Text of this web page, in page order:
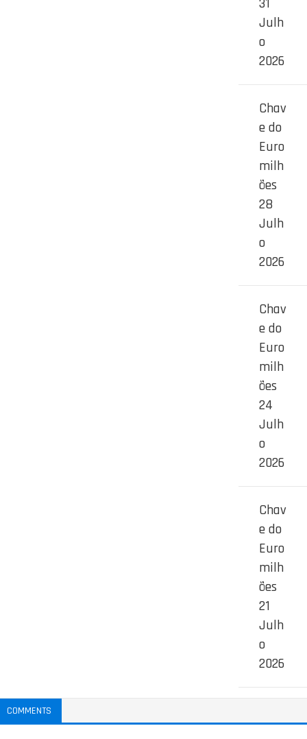
Julh
o
2026
Chav
e do
Euro
milh
ões
28
Julh
o
2026
Chav
e do
Euro
milh
ões
24
Julh
o
2026
Chav
e do
Euro
milh
ões
21
Julh
o
2026
COMMENTS